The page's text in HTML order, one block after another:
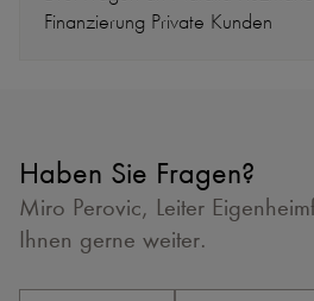
Finanzierung Private Kunden
Haben Sie Fragen?
Miro Perovic, Leiter
Ihnen gerne weiter.